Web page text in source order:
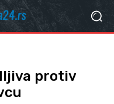
protiv